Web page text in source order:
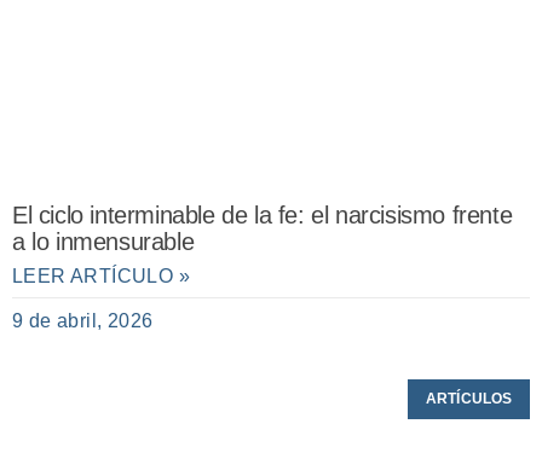
El ciclo interminable de la fe: el narcisismo frente
a lo inmensurable
LEER ARTÍCULO »
9 de abril, 2026
ARTÍCULOS